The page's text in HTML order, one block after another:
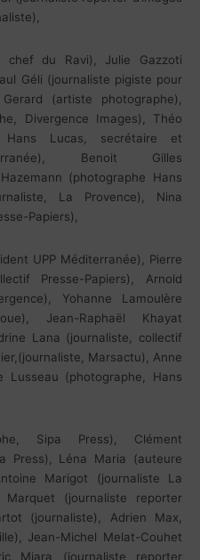
chef du Ravi), Julie Gazzoti
Géli (journaliste pigiste pour
(artiste photographe),
Divergence Images), Théo
Hans Lucas, secrétaire et
Benoit Gilles
(photographe Hans
La Provence), Nina
Papiers),
UPP Méditerranée), Pierre
Presse-Papiers), Arnold
Yohanne Lamoulère
Jean-Raphaël Khayat
Lana (journaliste, collectif
Marsactu), Anne
Lusseau (photographe, Hans
Sipa Press), Clément
Press), Léna Maria (auteure
Marigot (journaliste La
(journaliste reporter
(journaliste), Adrien Max,
Jean-Michel Melat-Couhet
Miara (journaliste reporter